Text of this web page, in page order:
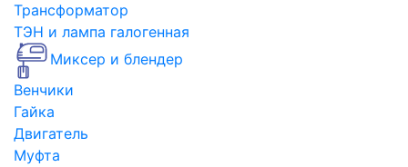
Трансформатор
ТЭН и лампа галогенная
Миксер и блендер
Венчики
Гайка
Двигатель
Муфта